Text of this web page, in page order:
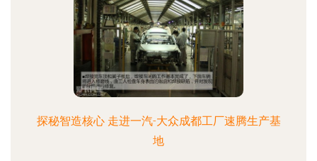
探秘智造核心 走进一汽-大众成都工厂速腾生产基
地